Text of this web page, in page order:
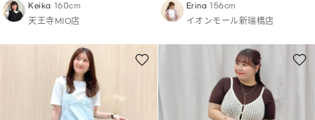
Keika 160cm
天王寺MIO店
Erina 156cm
イオンモール新瑞橋店